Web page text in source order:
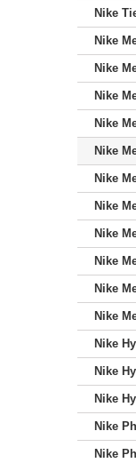
Nike
Nike
Nike
Nike
Nike
Nike
Nike
Nike
Nike
Nike
Nike
Nike
Nike
Nike
Nike
Nike
Nike